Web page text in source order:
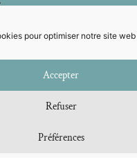
pour optimiser notre site
Accepter
Refuser
Préférences
de vente